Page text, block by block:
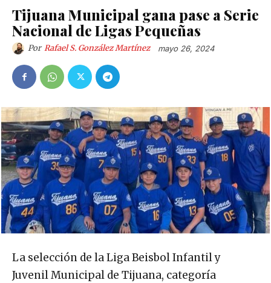
Tijuana Municipal gana pase a Serie
Nacional de Ligas Pequeñas
Por Rafael S. González Martínez mayo 26, 2024
La selección de la Liga Beisbol Infantil y
Juvenil Municipal de Tijuana, categoría